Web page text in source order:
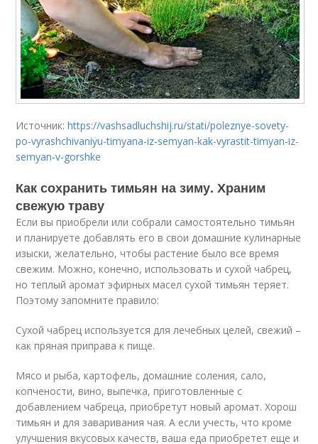
Источник:https://vashsadluchshij.ru/stati/poleznye-sovety-
po-vyrashchivaniyu-timyana-iz-semyan-kak-vyrastit-timyan-iz-
semyan-v-gorshke
Как сохранить тимьян на зиму. Храним
свежую траву
Если вы приобрели или собрали самостоятельно тимьян
и планируете добавлять его в свои домашние кулинарные
изыски, желательно, чтобы растение было все время
свежим. Можно, конечно, использовать и сухой чабрец,
но теплый аромат эфирных масел сухой тимьян теряет.
Поэтому запомните правило:
Сухой чабрец используется для лечебных целей, свежий –
как пряная приправа к пище.
Мясо и рыба, картофель, домашние соления, сало,
копчености, вино, выпечка, приготовленные с
добавлением чабреца, приобретут новый аромат. Хорош
тимьян и для заваривания чая. А если учесть, что кроме
улучшения вкусовых качеств, ваша еда приобретет еще и